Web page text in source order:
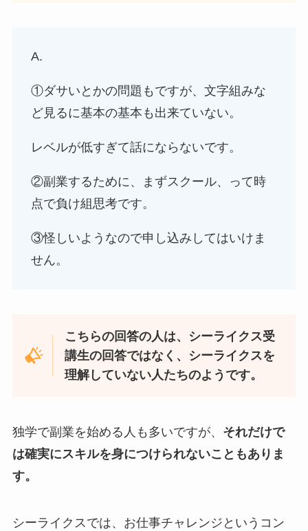
A.
①ダサいとかの問題もですが、文字組みな
ど見るに基本の基本も出来ていない。
レベルが低すぎて話にならないです。
②副業するために、まずスクール、って時
点で負け組思考です。
③怪しいようなので申し込みしてはいけま
せん。
こちらの回答の人は、シーライクス受
講生の回答ではなく、シーライクスを
理解していない人たちのようです。
独学で副業を始める人も多いですが、 それだけで
は確実にスキルを身につけられないこともありま
す。
シーライクスでは、お仕事チャレンジというコン